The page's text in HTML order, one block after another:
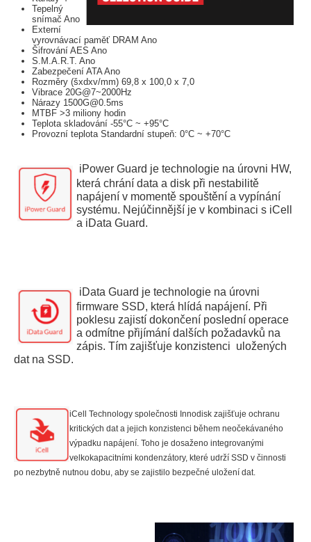
Tepelný
snímač Ano
Externí
vyrovnávací paměť DRAM Ano
Šifrování AES Ano
S.M.A.R.T. Ano
Zabezpečení ATA Ano
Rozměry (šxdxv/mm) 69,8 x 100,0 x 7,0
Vibrace 20G@7~2000Hz
Nárazy 1500G@0.5ms
MTBF >3 miliony hodin
Teplota skladování -55°C ~ +95°C
Provozní teplota Standardní stupeň: 0°C ~ +70°C
iPower Guard je technologie na úrovni HW,
která chrání data a disk při nestabilitě
napájení v momentě spouštění a vypínání
systému. Nejúčinnější je v kombinaci s iCell
a iData Guard.
iData Guard je technologie na úrovni
firmware SSD, která hlídá napájení. Při
poklesu zajistí dokončení poslední operace
a odmítne přijímání dalších požadavků na
zápis. Tím zajišťuje konzistenci uložených
dat na SSD.
iCell Technology společnosti Innodisk zajišťuje ochranu
kritických dat a jejich konzistenci během neočekávaného
výpadku napájení. Toho je dosaženo integrovanými
velkokapacitními kondenzátory, které udrží SSD v činnosti
po nezbytně nutnou dobu, aby se zajistilo bezpečné uložení dat.